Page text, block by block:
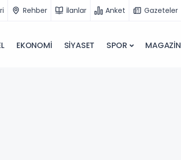
Rehber İlanlar Anket Gazeteler
EKONOMİ SİYASET SPOR MAGAZİN